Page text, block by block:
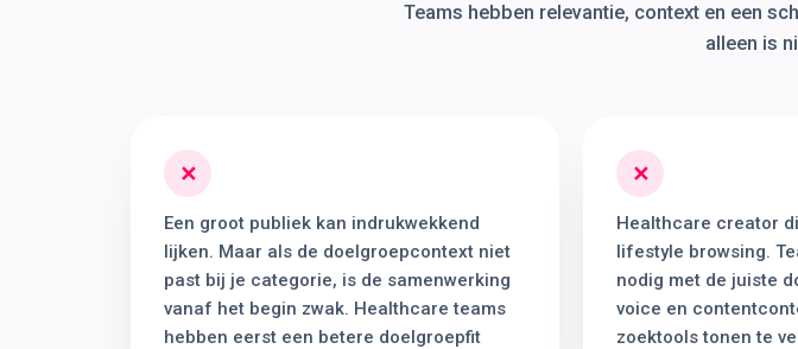
Teams hebben relevantie, context en een
alleen is
✕
Een groot publiek kan indrukwekkend
lijken. Maar als de doelgroepcontext niet
past bij je categorie, is de samenwerking
vanaf het begin zwak. Healthcare teams
hebben eerst een betere doelgroepfit
✕
Healthcare creator
lifestyle browsing.
nodig met de juiste
voice en
zoektools tonen te